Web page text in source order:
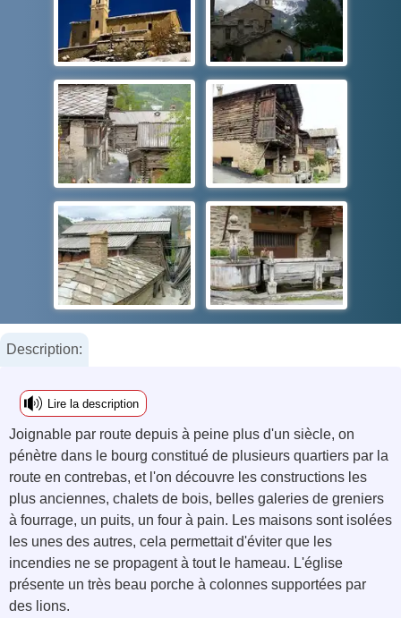
Description:
Lire la description
Joignable par route depuis à peine plus d'un siècle, on
pénètre dans le bourg constitué de plusieurs quartiers par la
route en contrebas, et l'on découvre les constructions les
plus anciennes, chalets de bois, belles galeries de greniers
à fourrage, un puits, un four à pain. Les maisons sont isolées
les unes des autres, cela permettait d'éviter que les
incendies ne se propagent à tout le hameau. L'église
présente un très beau porche à colonnes supportées par
des lions.